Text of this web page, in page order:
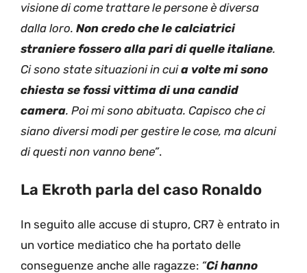
visione di come trattare le persone è diversa
dalla loro. Non credo che le calciatrici
straniere fossero alla pari di quelle italiane.
Ci sono state situazioni in cuia volte mi sono
chiesta se fossi vittima di una candid
camera. Poi mi sono abituata. Capisco che ci
siano diversi modi per gestire le cose, ma alcuni
di questi non vanno bene”.
La Ekroth parla del caso Ronaldo
In seguito alle accuse di stupro, CR7 è entrato in
un vortice mediatico che ha portato delle
conseguenze anche alle ragazze: “Ci hanno